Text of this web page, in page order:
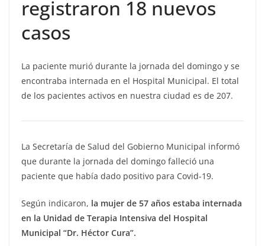
registraron 18 nuevos
casos
La paciente murió durante la jornada del domingo y se
encontraba internada en el Hospital Municipal. El total
de los pacientes activos en nuestra ciudad es de 207.
La Secretaría de Salud del Gobierno Municipal informó
que durante la jornada del domingo falleció una
paciente que había dado positivo para Covid-19.
Según indicaron, la mujer de 57 años estaba internada
en la Unidad de Terapia Intensiva del Hospital
Municipal “Dr. Héctor Cura”.